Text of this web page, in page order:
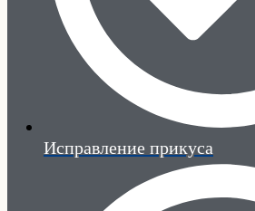
Исправление прикуса